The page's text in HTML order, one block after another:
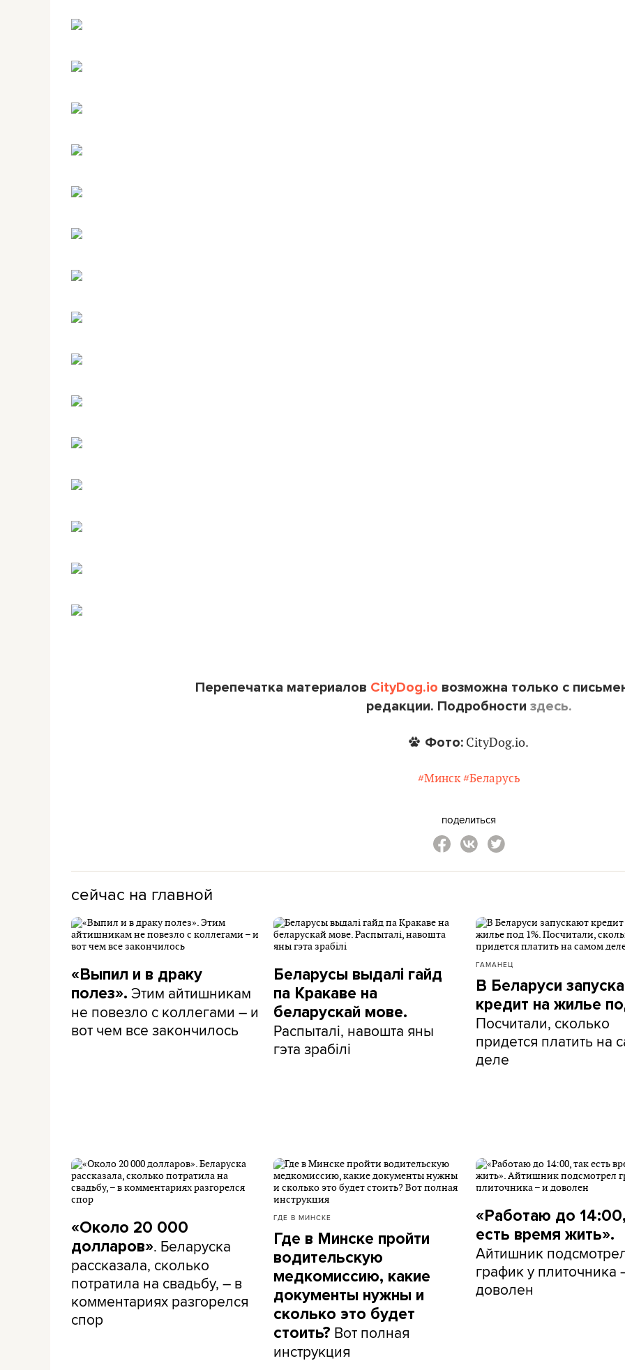
Перепечатка материалов CityDog.io возможна только с
редакции. Подробности здесь.
Фото: CityDog.io.
#Минск #Беларусь
поделиться
сейчас на главной
«Выпил и в драку
полез». Этим айтишникам
не повезло с коллегами – и
вот чем все закончилось
Беларусы выдалі гайд
па Кракаве на
беларускай мове.
Распыталі, навошта яны
гэта зрабілі
ГАМАНЕЦ
В Беларуси
кредит на жилье
Посчитали, сколько
придется платить на
деле
«Около 20 000
долларов». Беларуска
рассказала, сколько
потратила на свадьбу, – в
комментариях разгорелся
спор
ГДЕ В МИНСКЕ
Где в Минске пройти
водительскую
медкомиссию, какие
документы нужны и
сколько это будет
стоить? Вот полная
инструкция
«Работаю до
есть время жить».
Айтишник
график у плиточника
доволен